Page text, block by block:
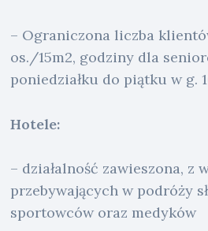
– Ograniczona liczba
os./15m2, godziny dla
poniedziałku do piątku w g.
Hotele:
– działalność zawieszona, z
przebywających w podróży
sportowców oraz medyków